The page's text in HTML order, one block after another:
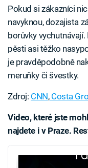
Pokud si zákazníci
navyknou, dozajista
borůvky
pěsti asi těžko
je pravděpodobně
meruňky či švestky.
Zdroj: CNN,Costa
Video, které jste
najdete i v Praze.